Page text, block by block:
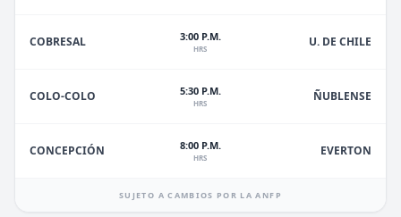
COBRESAL 3:00 P.M.
HRS U. DE CHILE
COLO-COLO 5:30 P.M.
HRS ÑUBLENSE
CONCEPCIÓN 8:00 P.M.
HRS EVERTON
SUJETO A CAMBIOS POR LA ANFP